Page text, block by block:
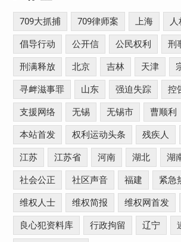
709大抓捕 709律师案 上海
倡导行动 公开信 公民权利 刑
刑满释放 北京 吉林 天津
寻衅滋事罪 山东 强迫失踪 控
支援网络 无锡 无锡市 曹顺利
本站首发 权利运动头条 残疾人
江苏 江苏省 河南 湖北 湖
社会公正 社区声音 福建 紧急
维权人士 维权简报 维权网首发
良心犯资料库 行政拘留 辽宁